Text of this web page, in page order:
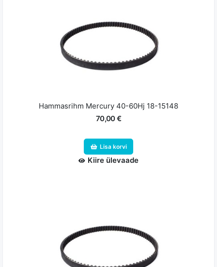
Hammasrihm Mercury 40-60Hj 18-15148
70,00 €
Lisa korvi
Kiire ülevaade